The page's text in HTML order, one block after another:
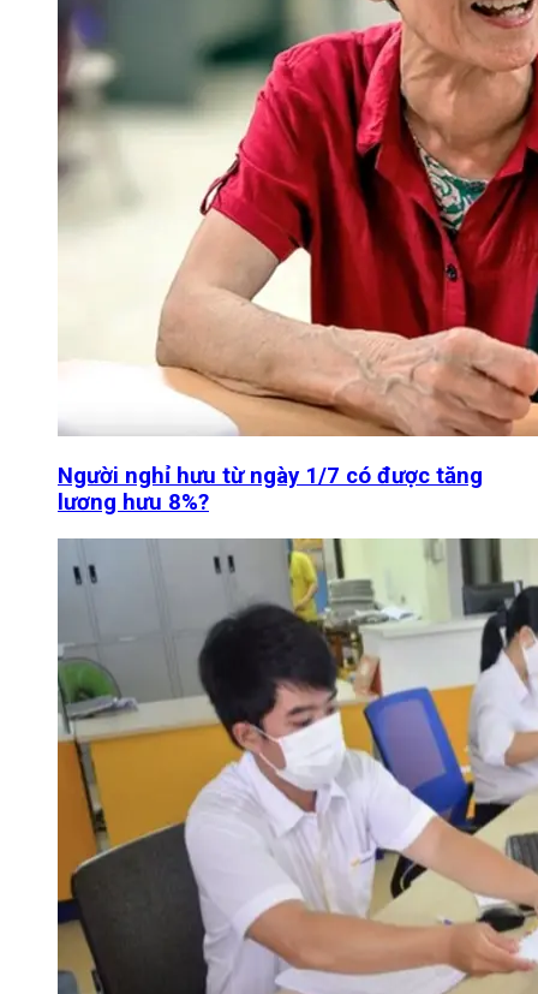
Người nghỉ hưu từ ngày 1/7 có được tăng
lương hưu 8%?